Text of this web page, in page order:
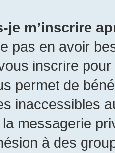
je m’inscrire
pas en avoir
inscrire
permet de
inaccessibles
messagerie
à des